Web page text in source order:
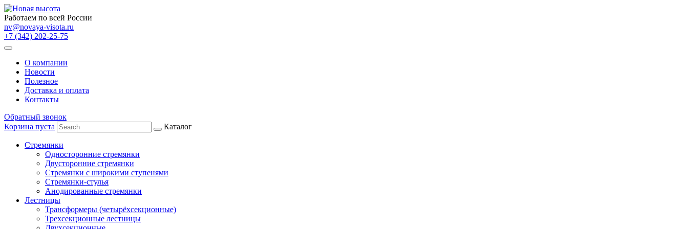
Работаем по всей России
nv@novaya-visota.ru
+7 (342) 202-25-75
О компании
Новости
Полезное
Доставка и оплата
Контакты
Обратный звонок
Корзина пуста
Каталог
Стремянки
Односторонние стремянки
Двусторонние стремянки
Стремянки с широкими ступенями
Стремянки-стулья
Анодированные стремянки
Лестницы
Трансформеры (четырёхсекционные)
Трехсекционные лестницы